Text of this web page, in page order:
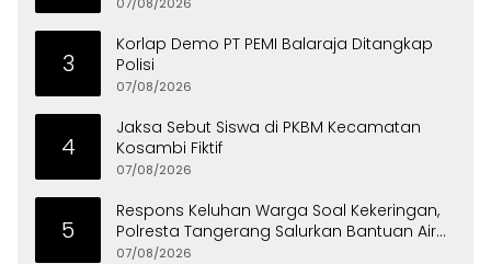
3
Korlap Demo PT PEMI Balaraja Ditangkap
Polisi
07/08/2026
4
Jaksa Sebut Siswa di PKBM Kecamatan
Kosambi Fiktif
07/08/2026
5
Respons Keluhan Warga Soal Kekeringan,
Polresta Tangerang Salurkan Bantuan Air
Bersih ke Panongan
07/08/2026